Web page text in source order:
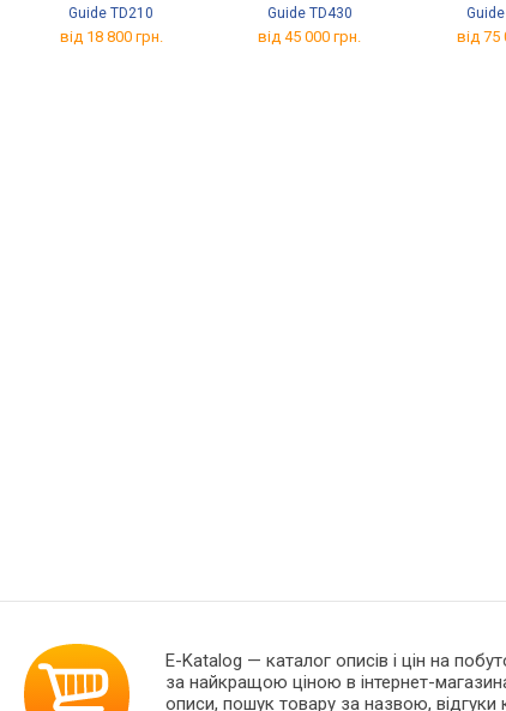
Guide TD210
від 18 800 грн.
Guide TD430
від 45 000 грн. від 75
E-Katalog — каталог описів і цін на
за найкращою ціною в інтернет-
описи, пошук товару за назвою, відгуки